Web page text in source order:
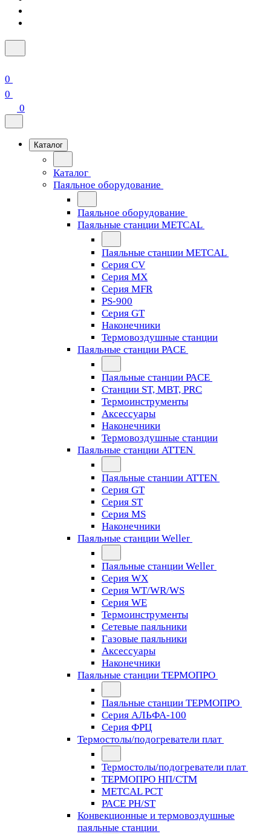
0
0
0
Каталог
Каталог
Паяльное оборудование
Паяльное оборудование
Паяльные станции METCAL
Паяльные станции METCAL
Серия CV
Серия MX
Серия MFR
PS-900
Серия GT
Наконечники
Термовоздушные станции
Паяльные станции PACE
Паяльные станции PACE
Станции ST, MBT, PRC
Термоинструменты
Аксессуары
Наконечники
Термовоздушные станции
Паяльные станции ATTEN
Паяльные станции ATTEN
Серия GT
Серия ST
Серия MS
Наконечники
Паяльные станции Weller
Паяльные станции Weller
Серия WX
Серия WT/WR/WS
Серия WE
Термоинструменты
Сетевые паяльники
Газовые паяльники
Аксессуары
Наконечники
Паяльные станции ТЕРМОПРО
Паяльные станции ТЕРМОПРО
Серия АЛЬФА-100
Серия ФРЦ
Термостолы/подогреватели плат
Термостолы/подогреватели плат
ТЕРМОПРО НП/СТМ
METCAL PCT
PACE PH/ST
Конвекционные и термовоздушные
паяльные станции